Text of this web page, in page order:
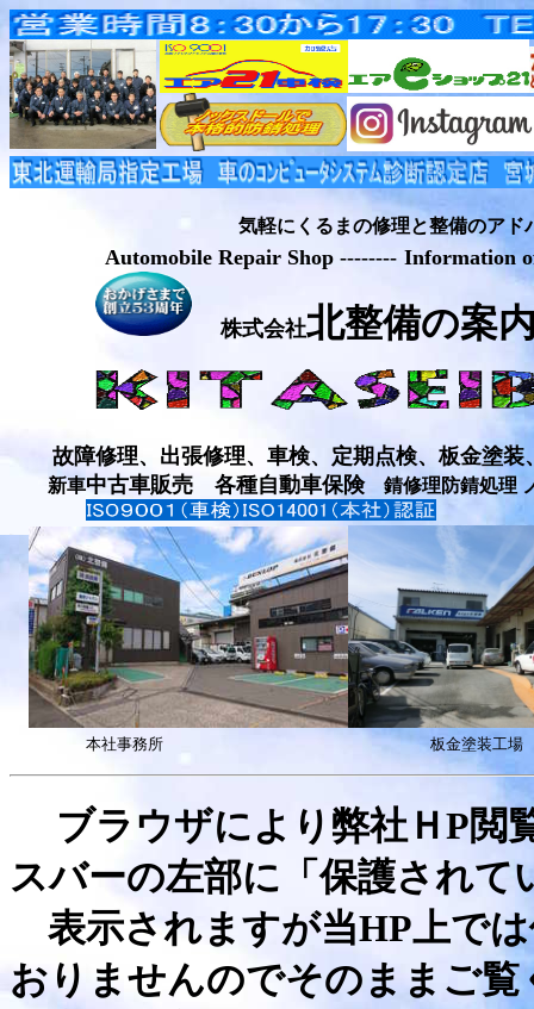
気軽にくるまの修理と整備のアドバ
Automobile Repair Shop -------- Information
株式会社北整備の案
故障修理、出張修理、車検、定期点検、板金塗
新車中古車販売 各種自動車保険錆修理防錆処理
本社事務所 板金塗装工場
ブラウザにより弊社ＨP閲
スバーの左部に「保護されて
表示されますが当HP上では
おりませんのでそのままご覧